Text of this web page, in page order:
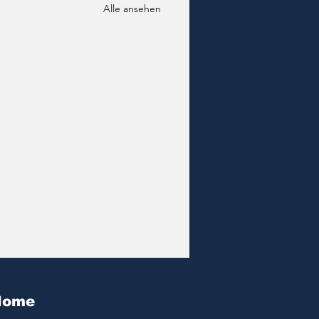
Alle ansehen